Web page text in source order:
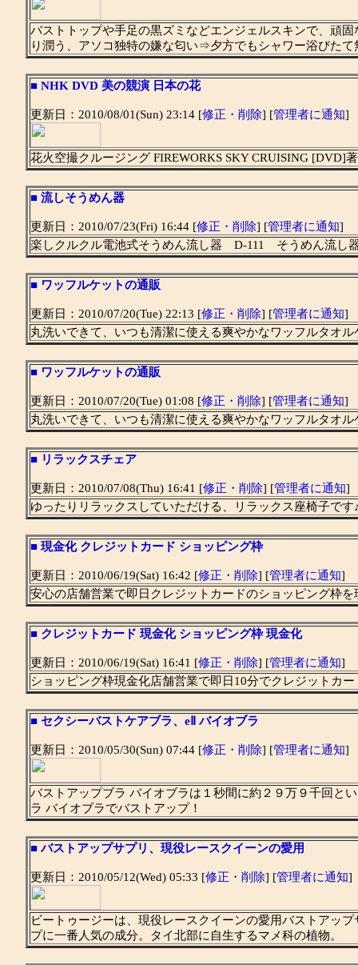
バストトップや手足の黒ズミなどエンジェルスキンで、頑
り潤う、アソコ独特の嫌な匂い⇒夕方でもシャワー浴びたて
■ NHK DVD 美の競演 日本の花
更新日：2010/08/01(Sun) 23:14 [修正・削除] [管理者に通知]
花火空撮クルージング FIREWORKS SKY CRUISING [DVD]
■ 流しそうめん器
更新日：2010/07/23(Fri) 16:44 [修正・削除] [管理者に通知]
楽しクルクル電池式そうめん流し器 D-111 そうめん流し
■ ワッフルケットの通販
更新日：2010/07/20(Tue) 22:13 [修正・削除] [管理者に通知]
丸洗いできて、いつも清潔に使える爽やかなワッフルタオル
■ ワッフルケットの通販
更新日：2010/07/20(Tue) 01:08 [修正・削除] [管理者に通知]
丸洗いできて、いつも清潔に使える爽やかなワッフルタオル
■ リラックスチェア
更新日：2010/07/08(Thu) 16:41 [修正・削除] [管理者に通知]
ゆったりリラックスしていただける、リラックス座椅子で
■ 現金化 クレジットカード ショッピング枠
更新日：2010/06/19(Sat) 16:42 [修正・削除] [管理者に通知]
安心の店舗営業で即日クレジットカードのショッピング枠を
■ クレジットカード 現金化 ショッピング枠 現金化
更新日：2010/06/19(Sat) 16:41 [修正・削除] [管理者に通知]
ショッピング枠現金化店舗営業で即日10分でクレジットカー
■ セクシーバストケアブラ、eⅡ バイオブラ
更新日：2010/05/30(Sun) 07:44 [修正・削除] [管理者に通知]
バストアップブラ バイオブラは１秒間に約２９万９千回と
ラ バイオブラでバストアップ！
■ バストアップサプリ、現役レースクイーンの愛用
更新日：2010/05/12(Wed) 05:33 [修正・削除] [管理者に通知]
ビートゥージーは、現役レースクイーンの愛用バストアッ
プに一番人気の成分。タイ北部に自生するマメ科の植物。